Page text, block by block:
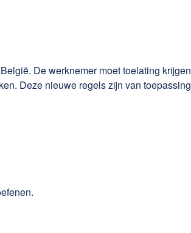
De werknemer moet toelating
Deze nieuwe regels zijn van